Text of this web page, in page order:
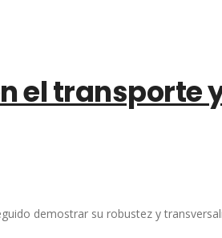
el transporte
demostrar su robustez y